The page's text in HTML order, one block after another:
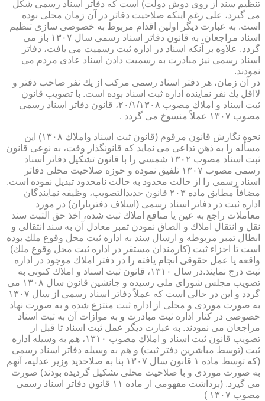
تنظیم سند از روی دوش دولت) است كه دفاتر اسناد رسمی شكل
می گیرد، علی رغم اینكه صلاحیت دفاتر در آن زمان محلی بوده
است. به عبارت دیگر اولین اقدام مربوط به خصوصی سازی تنظیم
اسناد مراجعان، به قانون دفاتر اسناد رسمی سال ۱۳۰۷ باز می
گردد. علاوه بر آنكه اسناد در اداره ثبت رسمیت می یافت، دفاتر
اسناد رسمی نیز مبادرت به رسمیت دادن اسناد عادی مردم می
نمودند.
در آن زمان، هر دفتر اسناد رسمی مركب از یك نفر صاحب دفتر و
لااقل یك نفر نماینده اداره ثبت اسناد بوده است. با تصویب قانون
ثبت اسناد و املاك مصوب ۲۰/۱/۱۳۰۸، قانون دفاتر اسناد رسمی
مصوب ۱۳۰۷ عملاً منسوخ می گردد .
نحوه نگارش قانون مرقوم (قانون ثبت اسناد واملاك ۱۳۰۸) این
مسأله را به ذهن تداعی می نماید كه قانونگذار وقت، به نوعی قانون
ثبت اسناد مصوب ۱۳۰۲ شمسی را با قانون تشكیل دفاتر اسناد
رسمی مصوب ۱۳۰۷ تلفیق نموده و حوزه صلاحیت محلی دفاتر
اسناد رسمی را از حالت محدود به حالت نامحدود تبدیل نموده است.
مضافاً مطابق ماده ۲۰۳ قانون جدیدالتصویب، وظیفه نمایندگان
اداره ثبت در دفاتر اسناد رسمی (اسلاف دفتریاران) در مورد
معاملات راجع به عین یا منافع املاك ثبت شده، اخذ حق الثبت سند
نقل و انتقال املاك و الصاق نمودن تمبر معادل آن به سند انتقالی و
ابطال تمبر مربوطه و ارسال سند به اداره ثبت محل وقوع ملك بوده
است تا اجزاء ثبت (كارمندان مستقر در اداره ثبت محل وقوع ملك)
واقعه یا عمل حقوقی انجام یافته را در دفتر املاك موجود در اداره
ثبت درج نمایند.در سال ۱۳۱۰، قانون ثبت اسناد و املاك كنونی به
تصویب مجلس شورای ملی رسیده و جانشین قانون سال ۱۳۰۸ می
گردد و این در حالی است كه عملاً دفاتر اسناد رسمی از سال ۱۳۰۷
به صورت موردی و محلی از اداره ثبت منتزع شده و به صورت نهاد
خصوصی در كنار اداره ثبت مبادرت و به موازات آن به ثبت اسناد
مراجعان می نمودند. به عبارت دیگر عمل ثبت اسناد تا قبل از
تصویب قانون ثبت اسناد و املاك مصوب ۱۳۱۰، هم به وسیله اداره
ثبت (توسط مباشرین دفتر ثبت) و هم به وسیله دفاتر اسناد رسمی
(كه توسط ماده ۱ قانون سال ۱۳۰۷ بنا به صلاحدید وزیر عدلیه، آنهم
به صورت موردی و با صلاحیت محلی تشكیل گردیده بودند) صورت
می گیرد. (برداشت مفهومی از ماده ۱۱ قانون دفاتر اسناد رسمی
مصوب ۱۳۰۷ )